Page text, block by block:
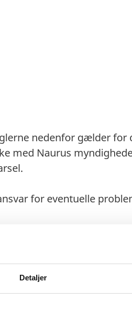
Detaljer
nedenfor gælder for
med Naurus
for eventuelle
Director of the